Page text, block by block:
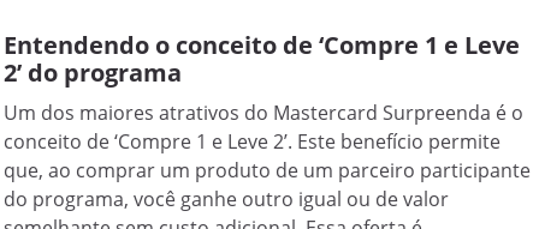
Entendendo o conceito de ‘Compre 1 e Leve
2’ do programa
Um dos maiores atrativos do Mastercard Surpreenda é o
conceito de ‘Compre 1 e Leve 2’. Este benefício permite
que, ao comprar um produto de um parceiro participante
do programa, você ganhe outro igual ou de valor